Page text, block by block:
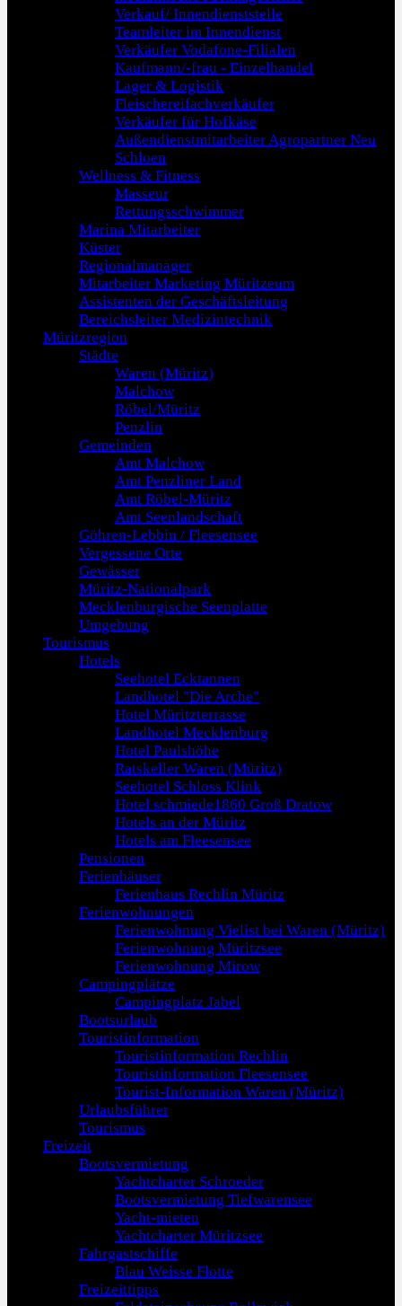
Verkauf/ Innendienststelle
Teamleiter im Innendienst
Verkäufer Vodafone-Filialen
Kaufmann/-frau - Einzelhandel
Lager & Logistik
Fleischereifachverkäufer
Verkäufer für Hofkäse
Außendienstmitarbeiter Agropartner Neu
Schloen
Wellness & Fitness
Masseur
Rettungsschwimmer
Marina Mitarbeiter
Küster
Regionalmanager
Mitarbeiter Marketing Müritzeum
Assistenten der Geschäftsleitung
Bereichsleiter Medizintechnik
Müritzregion
Städte
Waren (Müritz)
Malchow
Röbel/Müritz
Penzlin
Gemeinden
Amt Malchow
Amt Penzliner Land
Amt Röbel-Müritz
Amt Seenlandschaft
Göhren-Lebbin / Fleesensee
Vergessene Orte
Gewässer
Müritz-Nationalpark
Mecklenburgische Seenplatte
Umgebung
Tourismus
Hotels
Seehotel Ecktannen
Landhotel "Die Arche"
Hotel Müritzterrasse
Landhotel Mecklenburg
Hotel Paulshöhe
Ratskeller Waren (Müritz)
Seehotel Schloss Klink
Hotel schmiede1860 Groß Dratow
Hotels an der Müritz
Hotels am Fleesensee
Pensionen
Ferienhäuser
Ferienhaus Rechlin Müritz
Ferienwohnungen
Ferienwohnung Vielist bei Waren (Müritz)
Ferienwohnung Müritzsee
Ferienwohnung Mirow
Campingplätze
Campingplatz Jabel
Bootsurlaub
Touristinformation
Touristinformation Rechlin
Touristinformation Fleesensee
Tourist-Information Waren (Müritz)
Urlaubsführer
Tourismus
Freizeit
Bootsvermietung
Yachtcharter Schroeder
Bootsvermietung Tiefwarensee
Yacht-mieten
Yachtcharter Müritzsee
Fahrgastschiffe
Blau Weisse Flotte
Freizeittipps